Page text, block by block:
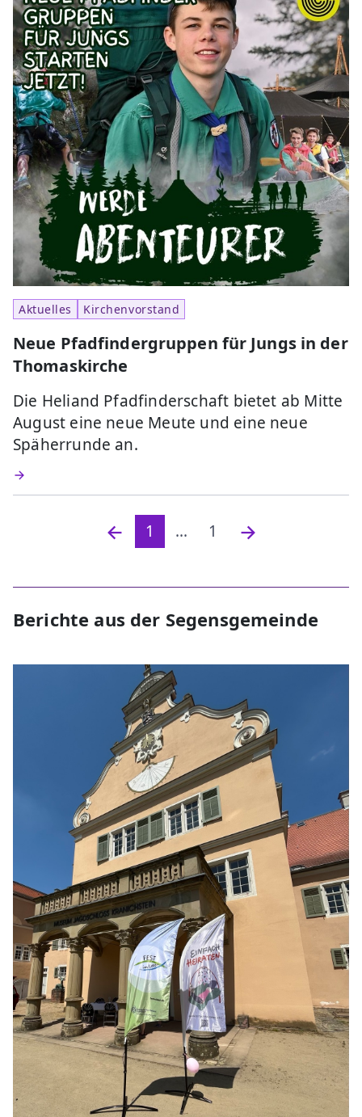
Aktuelles Kirchenvorstand
Neue Pfadfindergruppen für Jungs in der
Thomaskirche
Die Heliand Pfadfinderschaft bietet ab Mitte
August eine neue Meute und eine neue
Späherrunde an.
1 ... 1
Berichte aus der Segensgemeinde